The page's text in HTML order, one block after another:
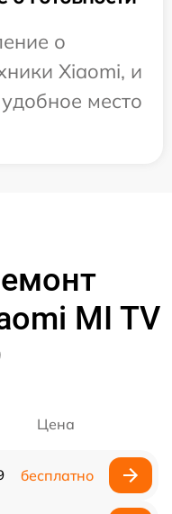
о
Xiaomi, и
место
MI TV
Цена
бесплатно